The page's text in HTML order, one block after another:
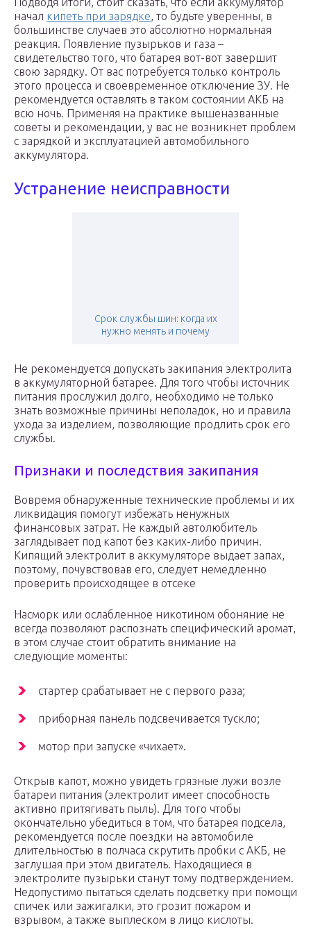
начал кипеть при зарядке, то будьте уверенны, в
большинстве случаев это абсолютно нормальная
реакция. Появление пузырьков и газа –
свидетельство того, что батарея вот-вот завершит
свою зарядку. От вас потребуется только контроль
этого процесса и своевременное отключение ЗУ. Не
рекомендуется оставлять в таком состоянии АКБ на
всю ночь. Применяя на практике вышеназванные
советы и рекомендации, у вас не возникнет проблем
с зарядкой и эксплуатацией автомобильного
аккумулятора.
Устранение неисправности
Срок службы шин: когда их
нужно менять и почему
Не рекомендуется допускать закипания электролита
в аккумуляторной батарее. Для того чтобы источник
питания прослужил долго, необходимо не только
знать возможные причины неполадок, но и правила
ухода за изделием, позволяющие продлить срок его
службы.
Признаки и последствия закипания
Вовремя обнаруженные технические проблемы и их
ликвидация помогут избежать ненужных
финансовых затрат. Не каждый автолюбитель
заглядывает под капот без каких-либо причин.
Кипящий электролит в аккумуляторе выдает запах,
поэтому, почувствовав его, следует немедленно
проверить происходящее в отсеке
Насморк или ослабленное никотином обоняние не
всегда позволяют распознать специфический аромат,
в этом случае стоит обратить внимание на
следующие моменты:
стартер срабатывает не с первого раза;
приборная панель подсвечивается тускло;
мотор при запуске «чихает».
Открыв капот, можно увидеть грязные лужи возле
батареи питания (электролит имеет способность
активно притягивать пыль). Для того чтобы
окончательно убедиться в том, что батарея подсела,
рекомендуется после поездки на автомобиле
длительностью в полчаса скрутить пробки с АКБ, не
заглушая при этом двигатель. Находящиеся в
электролите пузырьки станут тому подтверждением.
Недопустимо пытаться сделать подсветку при помощи
спичек или зажигалки, это грозит пожаром и
взрывом, а также выплеском в лицо кислоты.